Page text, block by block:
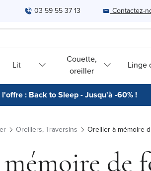
03 59 55 37 13 Contactez-
Lit
Couette,
oreiller
Linge
: Back to Sleep - Jusqu'à -60% !
Oreillers, Traversins Oreiller à mémoire
de